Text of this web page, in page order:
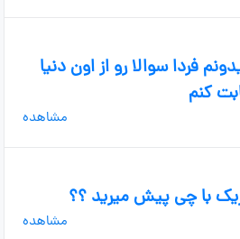
فردا سوالا رو از اون دنیا
کنم
مشاهده
با چی پیش میرید ؟؟
مشاهده